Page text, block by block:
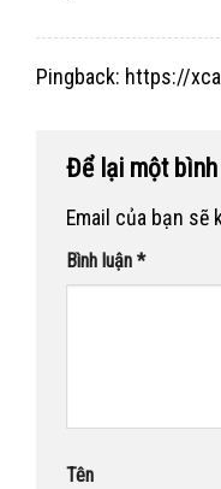
Pingback: https://
Để lại một
Email của bạn sẽ
Bình luận *
Tên